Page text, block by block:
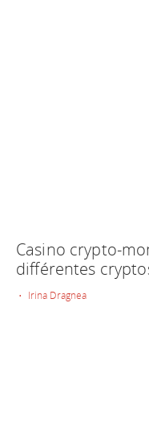
Casino crypto-
différentes
• Irina Dragnea